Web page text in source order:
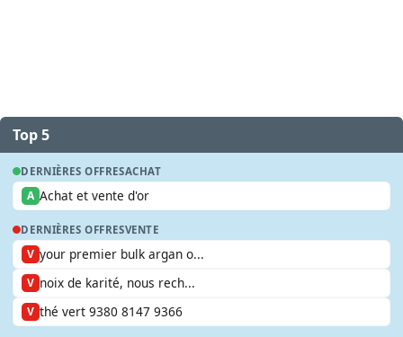
Top 5
DERNIÈRES OFFRESACHAT
A Achat et vente d'or
DERNIÈRES OFFRESVENTE
V your premier bulk argan o...
V noix de karité, nous rech...
V thé vert 9380 8147 9366